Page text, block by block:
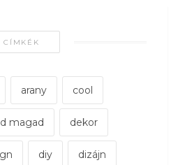
CÍMKÉK
arany cool
magad dekor
diy dizájn